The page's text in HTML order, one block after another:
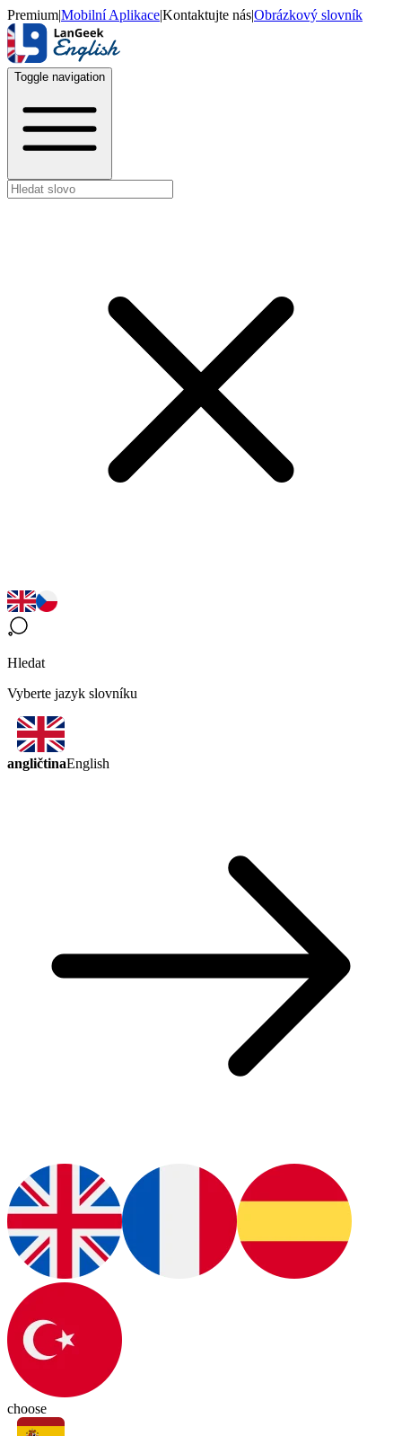
Premium|Mobilní Aplikace|Kontaktujte nás|Obrázkový slovník
Toggle navigation
Hledat
Vyberte jazyk slovníku
angličtinaEnglish
choose